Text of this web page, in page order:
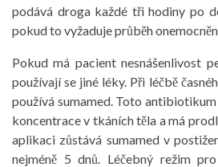
podává droga každé tři hodiny po
pokud to vyžaduje průběh
Pokud má pacient nesnášenlivost
používají se jiné léky. Při léčbě
používá sumamed. Toto
koncentrace v tkáních těla a má
aplikaci zůstává sumamed v
nejméně 5 dnů. Léčebný režim